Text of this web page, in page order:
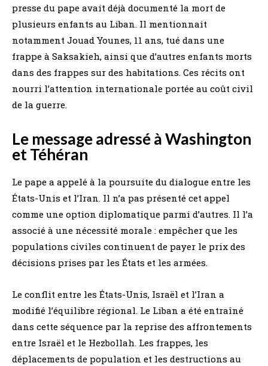
presse du pape avait déjà documenté la mort de
plusieurs enfants au Liban. Il mentionnait
notamment Jouad Younes, 11 ans, tué dans une
frappe à Saksakieh, ainsi que d’autres enfants morts
dans des frappes sur des habitations. Ces récits ont
nourri l’attention internationale portée au coût civil
de la guerre.
Le message adressé à Washington
et Téhéran
Le pape a appelé à la poursuite du dialogue entre les
États-Unis et l’Iran. Il n’a pas présenté cet appel
comme une option diplomatique parmi d’autres. Il l’a
associé à une nécessité morale : empêcher que les
populations civiles continuent de payer le prix des
décisions prises par les États et les armées.
Le conflit entre les États-Unis, Israël et l’Iran a
modifié l’équilibre régional. Le Liban a été entraîné
dans cette séquence par la reprise des affrontements
entre Israël et le Hezbollah. Les frappes, les
déplacements de population et les destructions au